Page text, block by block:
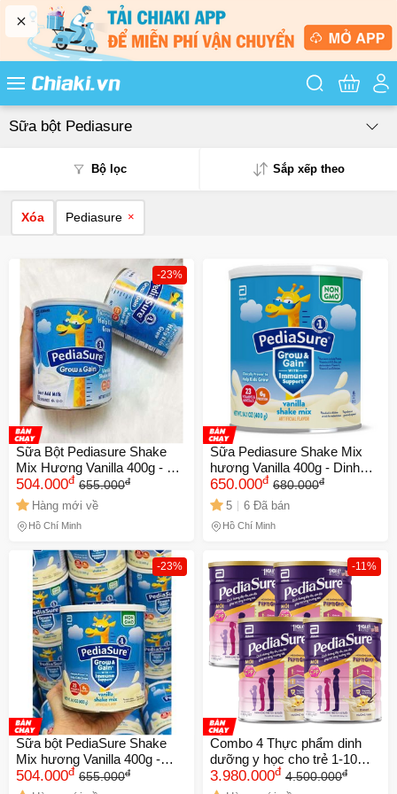
Tìm kiếm
Sữa bột Pediasure
Bộ lọc Sắp xếp theo
Mua nhiều
Mới nhất
Giá từ thấp - cao
Giá từ cao - thấp
Xóa Pediasure ×
-23%
Sữa Bột Pediasure Shake
Mix Hương Vanilla 400g - Bổ
Dưỡng và Tăng Cường Sức
Khỏe Cho Trẻ Em
504.000đ 655.000đ
Hàng mới về
Hồ Chí Minh
Sữa Pediasure Shake Mix
hương Vanilla 400g - Dinh
Dưỡng Cho Bé Phát Triển
Khỏe Mạnh, Chính Hãng Mỹ
650.000đ 680.000đ
5 6 Đã bán
Hồ Chí Minh
-23%
Sữa bột PediaSure Shake
Mix hương Vanilla 400g -
Dinh dưỡng hoàn hảo giúp
trẻ phát triển chiều cao và
504.000đ 655.000đ
-11%
Combo 4 Thực phẩm dinh
dưỡng y học cho trẻ 1-10
tuổi: Pediasure vani 850g
3.980.000đ 4.500.000đ